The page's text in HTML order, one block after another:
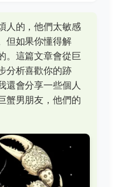
人的，他們太敏感
但如果你懂得解
。這篇文章會從巨
分析喜歡你的跡
還會分享一些個人
蟹男朋友，他們的